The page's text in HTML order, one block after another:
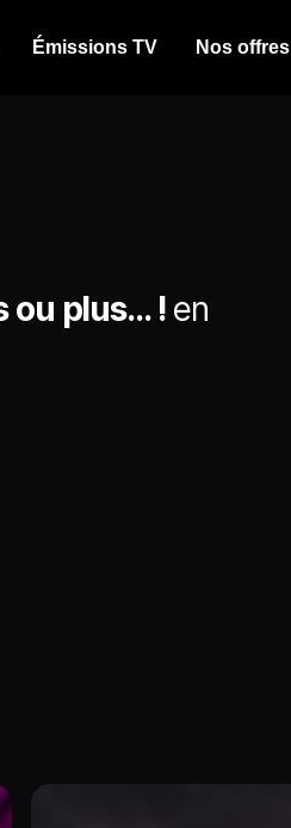
Émissions TV Nos offres
ou plus... !en